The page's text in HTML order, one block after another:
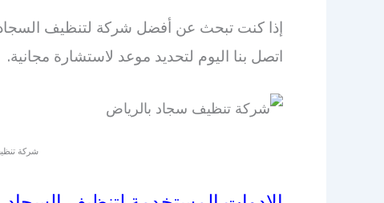
إذا كنت تبحث عن أفضل شركة لتنظيف السجاد
اتصل بنا اليوم لتحديد موعد لاستشارة مجانية.
شركة